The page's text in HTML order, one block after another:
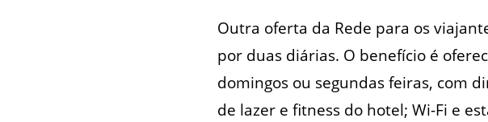
Outra oferta da Rede para os
por duas diárias. O benefício é
domingos ou segundas feiras, com
de lazer e fitness do hotel; Wi-Fi e